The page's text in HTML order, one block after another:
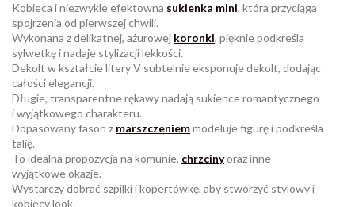
Kobieca i niezwykle efektowna sukienka mini, która przyciąga
spojrzenia od pierwszej chwili.
Wykonana z delikatnej, ażurowej koronki, pięknie podkreśla
sylwetkę i nadaje stylizacji lekkości.
Dekolt w kształcie litery V subtelnie eksponuje dekolt, dodając
całości elegancji.
Długie, transparentne rękawy nadają sukience romantycznego
i wyjątkowego charakteru.
Dopasowany fason z marszczeniemmodeluje figurę i podkreśla
talię.
To idealna propozycja na komunie, chrzcinyoraz inne
wyjątkowe okazje.
Wystarczy dobrać szpilki i kopertówkę, aby stworzyć stylowy i
kobiecy look.